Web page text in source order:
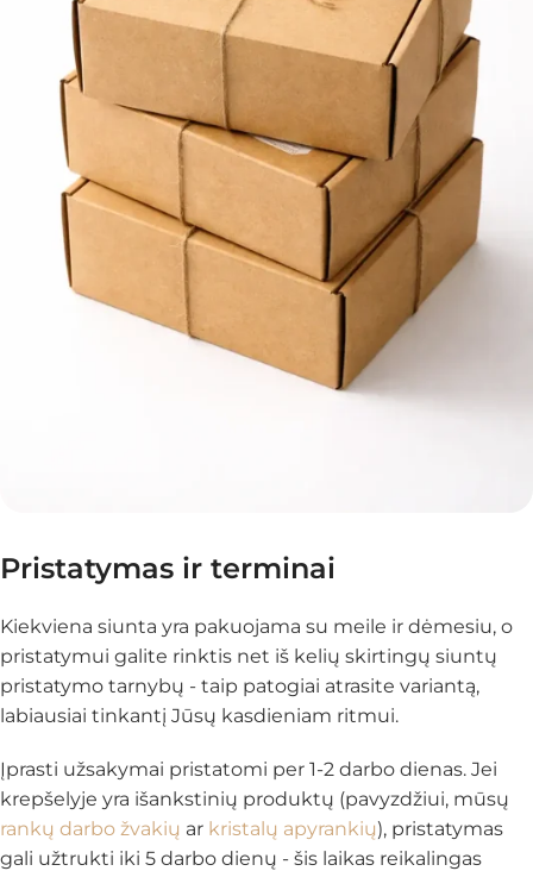
Pristatymas ir terminai
Kiekviena siunta yra pakuojama su meile ir dėmesiu, o
pristatymui galite rinktis net iš kelių skirtingų siuntų
pristatymo tarnybų - taip patogiai atrasite variantą,
labiausiai tinkantį Jūsų kasdieniam ritmui.
Įprasti užsakymai pristatomi per 1-2 darbo dienas. Jei
krepšelyje yra išankstinių produktų (pavyzdžiui, mūsų
rankų darbo žvakių ar kristalų apyrankių), pristatymas
gali užtrukti iki 5 darbo dienų - šis laikas reikalingas